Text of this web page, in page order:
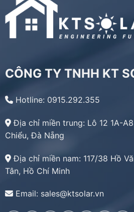
CÔNG TY TNHH KT
Hotline: 0915.292.355
Địa chỉ miền trung: Lô 12 1A-
Chiểu, Đà Nẵng
Địa chỉ miền nam: 117/38 Hồ
Tân, Hồ Chí Minh
Email: sales@ktsolar.vn